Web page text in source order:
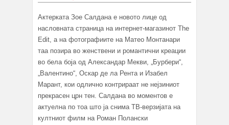
Актерката Зое Салдана е новото лице од
насловната страница на интернет-магазинот The
Edit, а на фотографиите на Матео Монтанари
таа позира во женствени и романтични креации
во бела боја од Александар Мекви, „Бурбери“,
„Валентино“, Оскар де ла Рента и Изабел
Марант, кои одлично контрираат не нејзиниот
прекрасен црн тен. Салдана во моментов е
актуелна по тоа што ја снима ТВ-верзијата на
култниот филм на Роман Полански